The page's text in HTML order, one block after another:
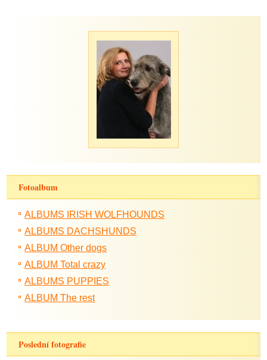
Fotoalbum
ALBUMS IRISH WOLFHOUNDS
ALBUMS DACHSHUNDS
ALBUM Other dogs
ALBUM Total crazy
ALBUMS PUPPIES
ALBUM The rest
Poslední fotografie